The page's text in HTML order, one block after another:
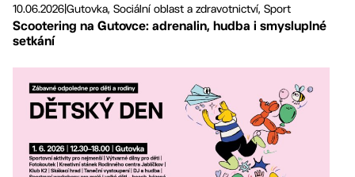
10.06.2026Gutovka, Sociální oblast a zdravotnictví, Sport
Scootering na Gutovce: adrenalin, hudba i smysluplné
setkání